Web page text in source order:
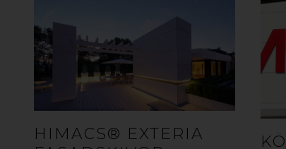
HIMACS® EXTERIA